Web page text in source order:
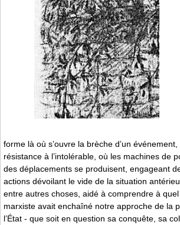
forme là où s’ouvre la brèche d’un
résistance à l’intolérable, où les machines de
des déplacements se produisent, engageant
actions dévoilant le vide de la situation
entre autres choses, aidé à comprendre à
marxiste avait enchaîné notre approche de la
l’État - que soit en question sa conquête, sa